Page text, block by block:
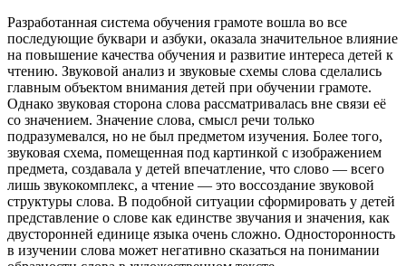
Разработанная система обучения грамоте вошла во все
последующие буквари и азбуки, оказала значительное влияние
на повышение качества обучения и развитие интереса детей к
чтению. Звуковой анализ и звуковые схемы слова сделались
главным объектом внимания детей при обучении грамоте.
Однако звуковая сторона слова рассматривалась вне связи её
со значением. Значение слова, смысл речи только
подразумевался, но не был предметом изучения. Более того,
звуковая схема, помещенная под картинкой с изображением
предмета, создавала у детей впечатление, что слово — всего
лишь звукокомплекс, а чтение — это воссоздание звуковой
структуры слова. В подобной ситуации сформировать у детей
представление о слове как единстве звучания и значения, как
двусторонней единице языка очень сложно. Односторонность
в изучении слова может негативно сказаться на понимании